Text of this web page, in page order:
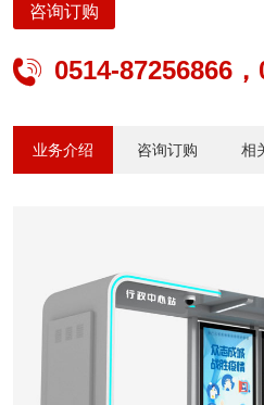
咨询订购
 0514-87256866
业务介绍 咨询订购 相